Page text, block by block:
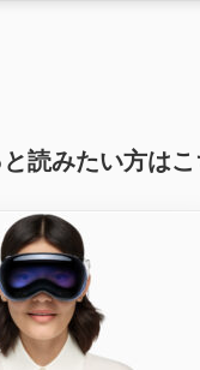
と読みたい方はこ